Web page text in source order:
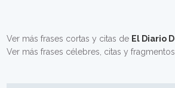
Ver más frases cortas y citas de El Diario
Ver más frases célebres, citas y